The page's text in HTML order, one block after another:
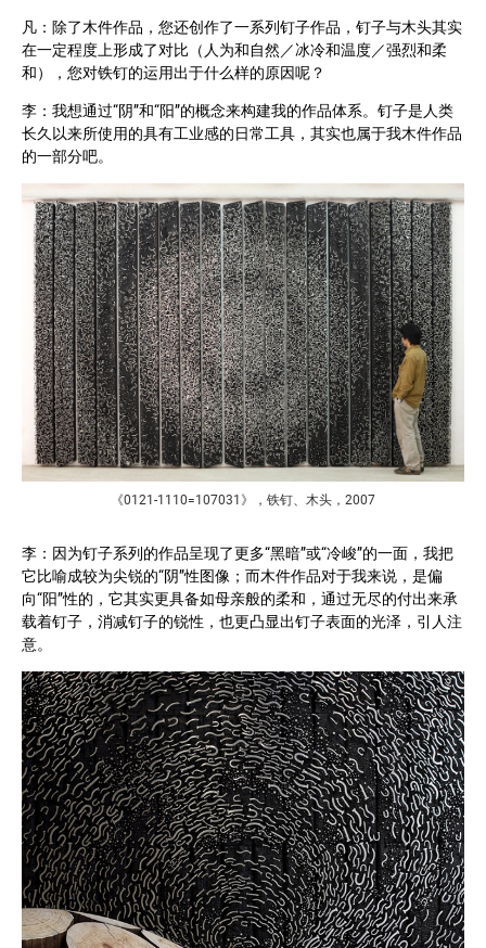
凡：除了木件作品，您还创作了一系列钉子作品，钉子与木头其实
在一定程度上形成了对比（人为和自然／冰冷和温度／强烈和柔
和），您对铁钉的运用出于什么样的原因呢？
李：我想通过“阴”和“阳”的概念来构建我的作品体系。钉子是人类
长久以来所使用的具有工业感的日常工具，其实也属于我木件作品
的一部分吧。
《0121-1110=107031》，铁钉、木头，2007
李：因为钉子系列的作品呈现了更多“黑暗”或“冷峻”的一面，我把
它比喻成较为尖锐的“阴”性图像；而木件作品对于我来说，是偏
向“阳”性的，它其实更具备如母亲般的柔和，通过无尽的付出来承
载着钉子，消减钉子的锐性，也更凸显出钉子表面的光泽，引人注
意。